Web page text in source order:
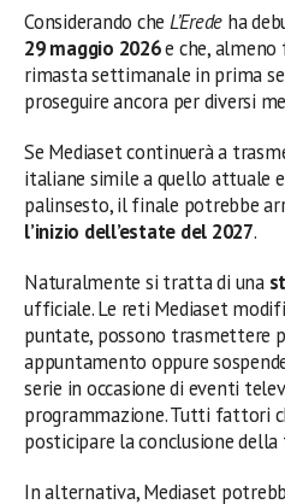
Considerando che L’Erede ha
29 maggio 2026e che, almeno
rimasta settimanale in prima
proseguire ancora per diversi
Se Mediaset continuerà a
italiane simile a quello attuale
palinsesto, il finale potrebbe
l’inizio dell’estate del 2027.
Naturalmente si tratta di una
ufficiale. Le reti Mediaset
puntate, possono trasmettere
appuntamento oppure
serie in occasione di eventi
programmazione. Tutti fattori
posticipare la conclusione
In alternativa, Mediaset